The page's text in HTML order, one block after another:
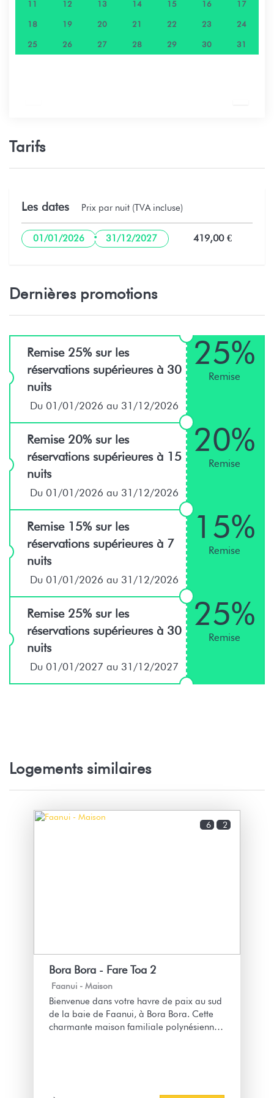
11 12 13 14 15 16 17
18 19 20 21 22 23 24
25 26 27 28 29 30 31
Tarifs
Les dates Prix par nuit (TVA incluse)
01/01/2026 · 31/12/2027 419,00 €
Dernières promotions
Remise 25% sur les
réservations supérieures à 30
nuits
Du 01/01/2026 au 31/12/2026
25%
Remise
Remise 20% sur les
réservations supérieures à 15
nuits
Du 01/01/2026 au 31/12/2026
20%
Remise
Remise 15% sur les
réservations supérieures à 7
nuits
Du 01/01/2026 au 31/12/2026
15%
Remise
Remise 25% sur les
réservations supérieures à 30
nuits
Du 01/01/2027 au 31/12/2027
25%
Remise
Logements similaires
6 2
Bora Bora - Fare Toa 2
Faanui - Maison
Bienvenue dans votre havre de paix au sud
de la baie de Faanui, à Bora Bora. Cette
charmante maison familiale polynésienne